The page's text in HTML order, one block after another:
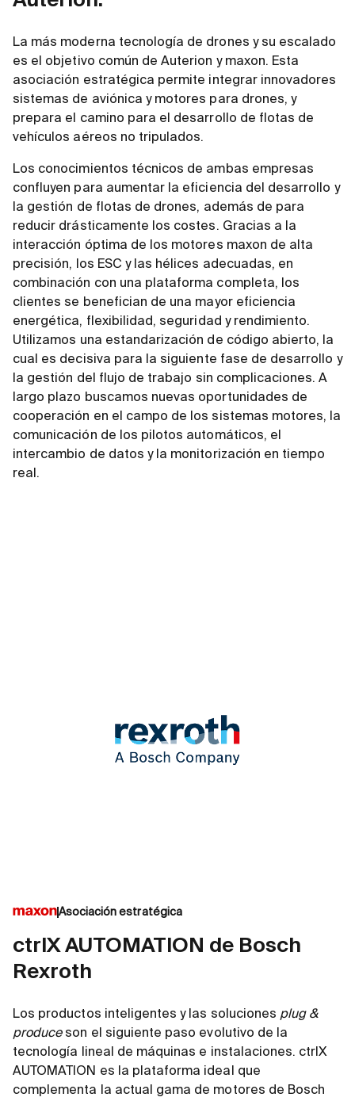
La más moderna tecnología de drones y su escalado
es el objetivo común de Auterion y maxon. Esta
asociación estratégica permite integrar innovadores
sistemas de aviónica y motores para drones, y
prepara el camino para el desarrollo de flotas de
vehículos aéreos no tripulados.
Los conocimientos técnicos de ambas empresas
confluyen para aumentar la eficiencia del desarrollo y
la gestión de flotas de drones, además de para
reducir drásticamente los costes. Gracias a la
interacción óptima de los motores maxon de alta
precisión, los ESC y las hélices adecuadas, en
combinación con una plataforma completa, los
clientes se benefician de una mayor eficiencia
energética, flexibilidad, seguridad y rendimiento.
Utilizamos una estandarización de código abierto, la
cual es decisiva para la siguiente fase de desarrollo y
la gestión del flujo de trabajo sin complicaciones. A
largo plazo buscamos nuevas oportunidades de
cooperación en el campo de los sistemas motores, la
comunicación de los pilotos automáticos, el
intercambio de datos y la monitorización en tiempo
real.
Asociación estratégica
ctrlX AUTOMATION de Bosch
Rexroth
Los productos inteligentes y las soluciones plug &
produceson el siguiente paso evolutivo de la
tecnología lineal de máquinas e instalaciones. ctrlX
AUTOMATION es la plataforma ideal que
complementa la actual gama de motores de Bosch